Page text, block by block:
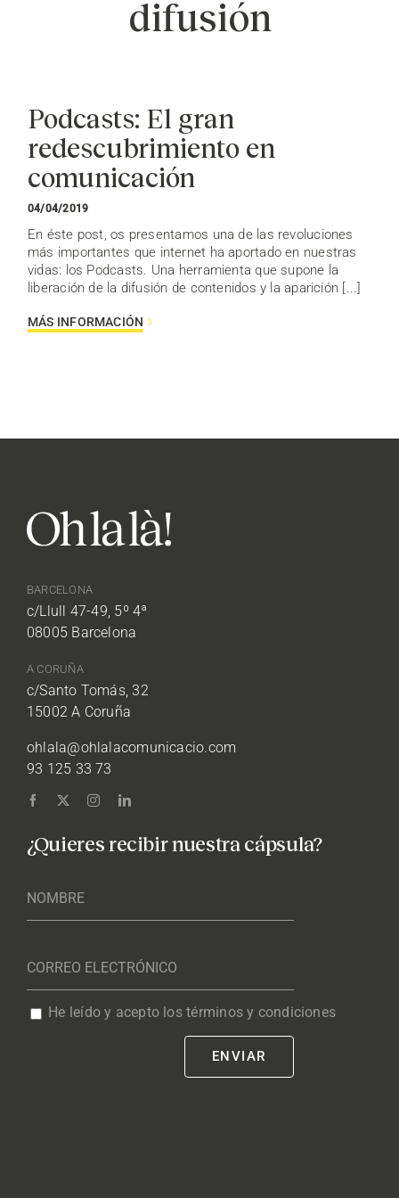
difusión
Podcasts: El gran
redescubrimiento en
comunicación
04/04/2019
En éste post, os presentamos una de las revoluciones
más importantes que internet ha aportado en nuestras
vidas: los Podcasts. Una herramienta que supone la
liberación de la difusión de contenidos y la aparición [...]
MÁS INFORMACIÓN
BARCELONA
c/Llull 47-49, 5º 4ª
08005 Barcelona
A CORUÑA
c/Santo Tomás, 32
15002 A Coruña
ohlala@ohlalacomunicacio.com
93 125 33 73
¿Quieres recibir nuestra cápsula?
He leído y acepto los términos y condiciones